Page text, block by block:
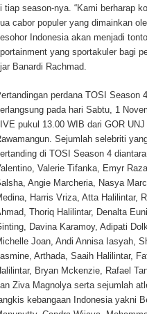
tiap season-nya. “Kami berharap
cabor populer yang dimainkan
Indonesia akan menjadi
yang sportakuler bagi
Banardi Rachmad.
perdana TOSI Season
pada hari Sabtu, 1
pukul 13.00 WIB dari GOR UNJ
Sejumlah selebriti
di TOSI Season 4
Valerie Tifanka, Emyr
Angie Marcheria, Nasya
Harris Vriza, Atta Halilintar,
Thoriq Halilintar, Denalta
Davina Karamoy, Adipati
Joan, Andi Annisa Iasyah,
Arthada, Saaih Halilintar,
Bryan Mckenzie, Rafael
Ziva Magnolya serta sejumlah
kebangaan Indonesia yakni